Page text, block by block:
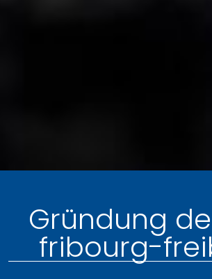
Gründung
fribourg-